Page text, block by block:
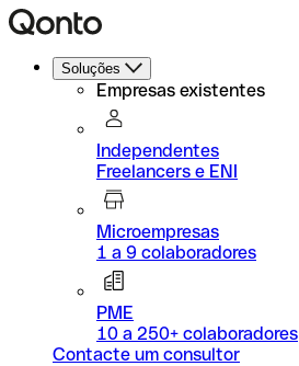
Soluções
Empresas existentes
Independentes
Freelancers e ENI
Microempresas
1 a 9 colaboradores
PME
10 a 250+ colaboradores
Contacte um consultor